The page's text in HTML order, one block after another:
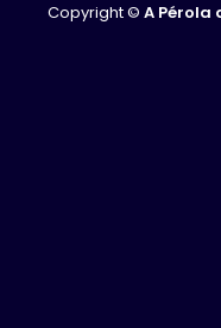
Copyright © A Pérola